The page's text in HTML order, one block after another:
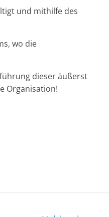
und mithilfe des
wo die
dieser äußerst
Organisation!